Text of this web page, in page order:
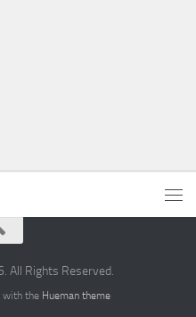
All Rights Reserved.
the Hueman theme